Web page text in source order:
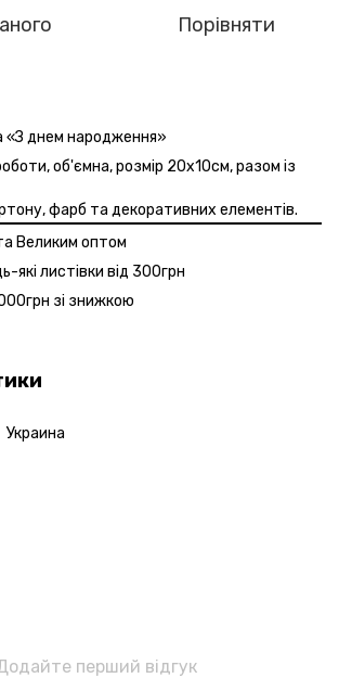
Порівняти
«З днем народження»
об'ємна, розмір 20х10см, разом із
фарб та декоративних елементів.
Великим оптом
які листівки від 300грн
зі знижкою
Украина
перший відгук